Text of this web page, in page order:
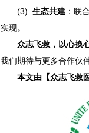
(3) 生态共建：联
实现。
众志飞救，以心换
我们期待与更多合作伙
本文由【众志飞救